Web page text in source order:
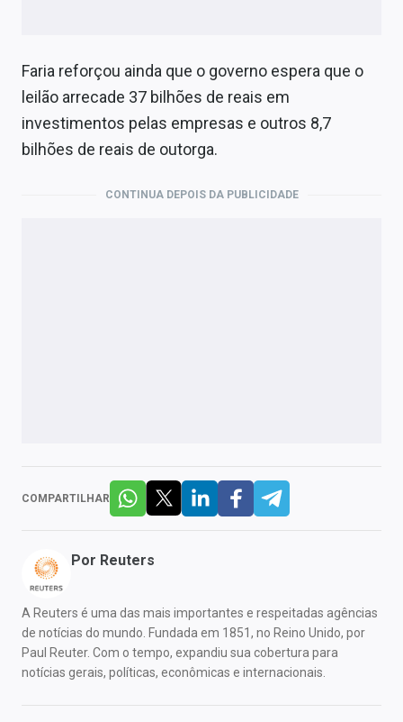
Faria reforçou ainda que o governo espera que o
leilão arrecade 37 bilhões de reais em
investimentos pelas empresas e outros 8,7
bilhões de reais de outorga.
CONTINUA DEPOIS DA PUBLICIDADE
COMPARTILHAR
Por Reuters
A Reuters é uma das mais importantes e respeitadas agências
de notícias do mundo. Fundada em 1851, no Reino Unido, por
Paul Reuter. Com o tempo, expandiu sua cobertura para
notícias gerais, políticas, econômicas e internacionais.